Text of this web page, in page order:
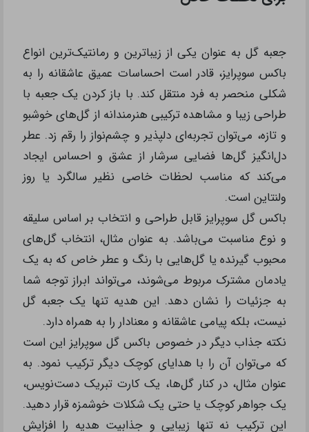
موفقیت‌های حاصل از این تجربیات نشان می‌دهد که
تجربه به شمار می‌روند. تجربه‌ای که گیرنده هرگز آن را
فراموش نخواهد کرد و همیشه در یاد خواهد داشت.
بنابراین، اگر به دنبال یک هدیه خاص و به‌یادماندنی
هستید، جعبه‌های باکس سوپرایز یکی از بهترین گزینه‌ها
خواهند بود. این هدایا تأثیر ماندگاری بر جای می‌گذارند و
بیانگر این نکته هستند که هیچ چیزی باارزش‌تر از وقت و
توجهی که به یکدیگر اختصاص می‌دهیم، نیست.
باکس گل سوپرایز: هدیه‌ای عاشقانه و زیبا
برای لحظات خاص
جعبه گل به عنوان یکی از زیباترین و رمانتیک‌ترین انواع
باکس سوپرایز، قادر است احساسات عمیق عاشقانه را به
شکلی منحصر به فرد منتقل کند. با باز کردن یک جعبه با
طراحی زیبا و مشاهده ترکیبی هنرمندانه از گل‌های خوشبو
و تازه، می‌توان تجربه‌ای دلپذیر و چشم‌نواز را رقم زد. عطر
دل‌انگیز گل‌ها فضایی سرشار از عشق و احساس ایجاد